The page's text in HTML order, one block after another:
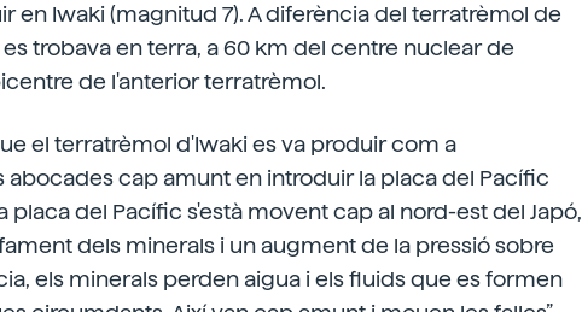
en Iwaki (magnitud 7). A diferència del terratrèmol de
trobava en terra, a 60 km del centre nuclear de
de l'anterior terratrèmol.
el terratrèmol d'Iwaki es va produir com a
cap amunt en introduir la placa del Pacífic
placa del Pacífic s'està movent cap al nord-est del Japó,
dels minerals i un augment de la pressió sobre
els minerals perden aigua i els fluids que es formen